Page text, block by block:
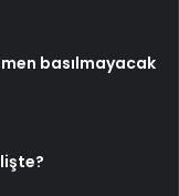
basılmayacak